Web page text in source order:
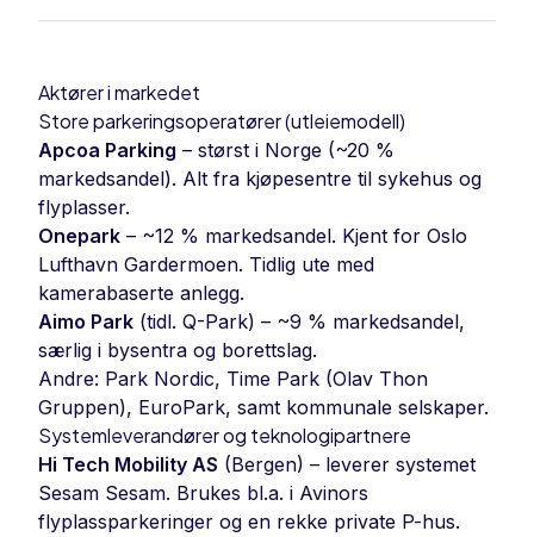
Aktører i markedet
Store parkeringsoperatører (utleiemodell)
Apcoa Parking – størst i Norge (~20 %
markedsandel). Alt fra kjøpesentre til sykehus og
flyplasser.
Onepark – ~12 % markedsandel. Kjent for Oslo
Lufthavn Gardermoen. Tidlig ute med
kamerabaserte anlegg.
Aimo Park (tidl. Q-Park) – ~9 % markedsandel,
særlig i bysentra og borettslag.
Andre: Park Nordic, Time Park (Olav Thon
Gruppen), EuroPark, samt kommunale selskaper.
Systemleverandører og teknologipartnere
Hi Tech Mobility AS (Bergen) – leverer systemet
Sesam Sesam. Brukes bl.a. i Avinors
flyplassparkeringer og en rekke private P-hus.